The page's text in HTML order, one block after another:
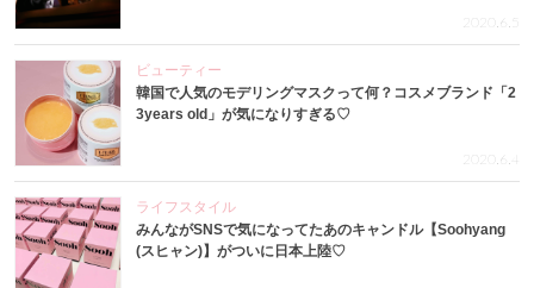
2020.6.5
ビューティー
韓国で人気のモデリングマスクって何？コスメブランド「2
3years old」が気になりすぎる♡
2020.6.4
ライフスタイル
みんながSNSで気になってたあのキャンドル【Soohyang
(スヒャン)】がついに日本上陸♡